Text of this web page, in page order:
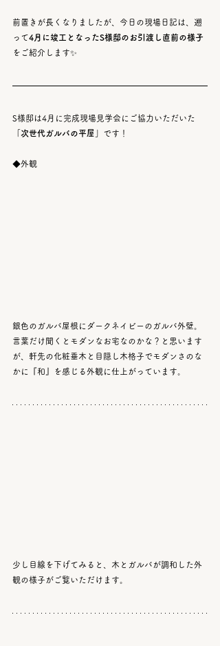
前置きが長くなりましたが、今日の現場日記は、遡
って4月に竣工となったS様邸のお引渡し直前の様子
をご紹介します✨
S様邸は4月に完成現場見学会にご協力いただいた
「次世代ガルバの平屋」 です！
◆外観
銀色のガルバ屋根にダークネイビーのガルバ外壁。
言葉だけ聞くとモダンなお宅なのかな？と思います
が、軒先の化粧垂木と目隠し木格子でモダンさのな
かに『和』を感じる外観に仕上がっています。
少し目線を下げてみると、木とガルバが調和した外
観の様子がご覧いただけます。